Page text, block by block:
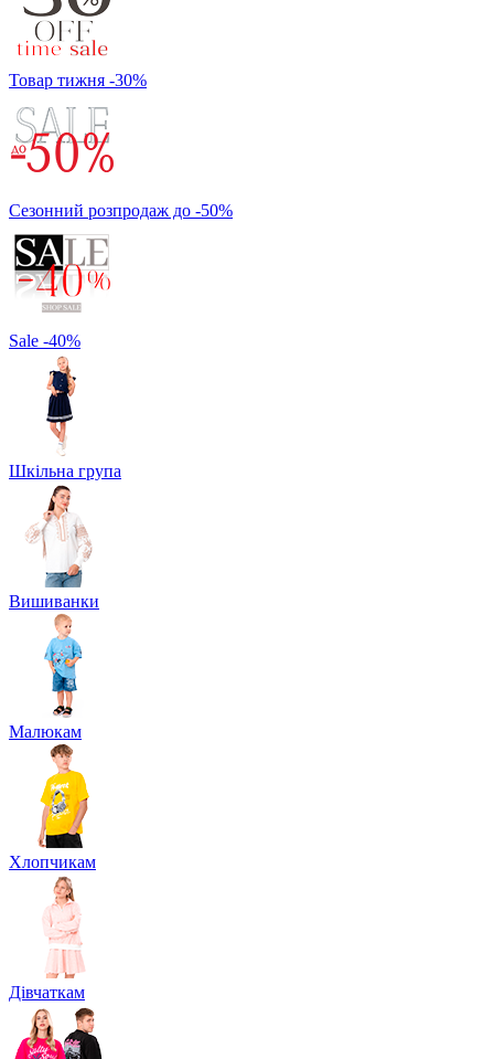
Товар тижня -30%
Сезонний розпродаж до -50%
Sale -40%
Шкільна група
Вишиванки
Малюкам
Хлопчикам
Дівчаткам